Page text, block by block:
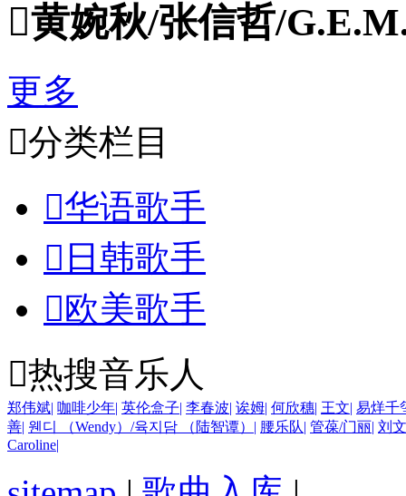
黄婉秋/张信哲/
更多
分类栏目
华语歌手
 日韩歌手
欧美歌手
热搜音乐人
郑伟斌| 咖啡少年| 英伦盒子| 李春波| 诶姆| 何欣穗| 王文| 易烊千
善| 웬디 （Wendy）/육지담 （陆智谭） | 腰乐队| 管葆/门丽| 刘
Caroline|